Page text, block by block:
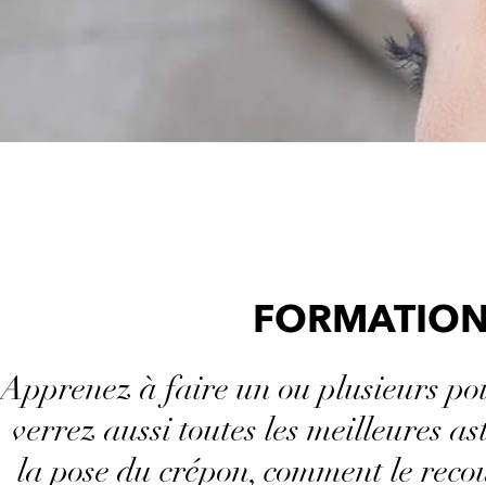
Apprenez à faire un ou plusieurs
verrez aussi toutes les meilleures
la pose du crépon, comment le